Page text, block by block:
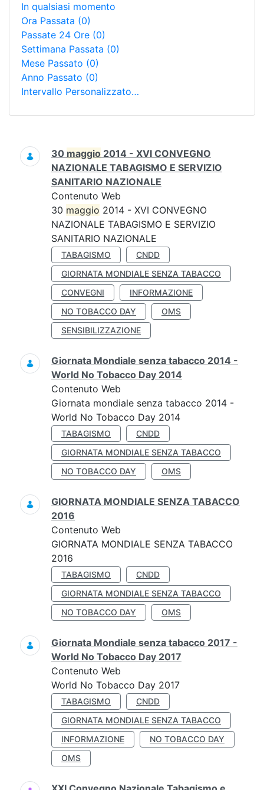
In qualsiasi momento
Ora Passata (0)
Passate 24 Ore (0)
Settimana Passata (0)
Mese Passato (0)
Anno Passato (0)
Intervallo Personalizzato…
Ricerca
30 maggio 2014 - XVI CONVEGNO
NAZIONALE TABAGISMO E SERVIZIO
SANITARIO NAZIONALE
Contenuto Web
30 maggio 2014 - XVI CONVEGNO
NAZIONALE TABAGISMO E SERVIZIO
SANITARIO NAZIONALE
TABAGISMO
CNDD
GIORNATA MONDIALE SENZA TABACCO
CONVEGNI
INFORMAZIONE
NO TOBACCO DAY
OMS
SENSIBILIZZAZIONE
Giornata Mondiale senza tabacco 2014 -
World No Tobacco Day 2014
Contenuto Web
Giornata mondiale senza tabacco 2014 -
World No Tobacco Day 2014
TABAGISMO
CNDD
GIORNATA MONDIALE SENZA TABACCO
NO TOBACCO DAY
OMS
GIORNATA MONDIALE SENZA TABACCO
2016
Contenuto Web
GIORNATA MONDIALE SENZA TABACCO
2016
TABAGISMO
CNDD
GIORNATA MONDIALE SENZA TABACCO
NO TOBACCO DAY
OMS
Giornata Mondiale senza tabacco 2017 -
World No Tobacco Day 2017
Contenuto Web
World No Tobacco Day 2017
TABAGISMO
CNDD
GIORNATA MONDIALE SENZA TABACCO
INFORMAZIONE
NO TOBACCO DAY
OMS